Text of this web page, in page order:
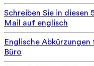
Schreiben Sie in diesen
Mail auf englisch
Englische
Büro